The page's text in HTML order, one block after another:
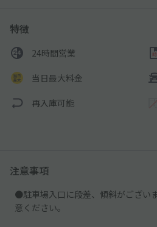
特徴
24時間営業
当日最大料金
再入庫可能
注意事項
●駐車場入口に段差、傾斜がござい
意ください。